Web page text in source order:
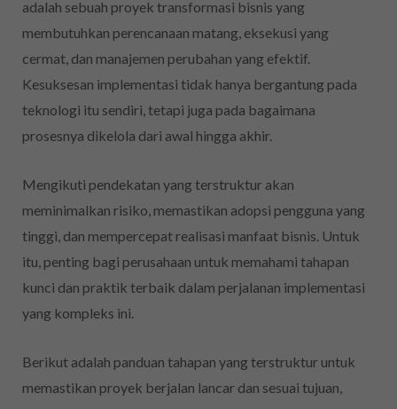
adalah sebuah proyek transformasi bisnis yang
membutuhkan perencanaan matang, eksekusi yang
cermat, dan manajemen perubahan yang efektif.
Kesuksesan implementasi tidak hanya bergantung pada
teknologi itu sendiri, tetapi juga pada bagaimana
prosesnya dikelola dari awal hingga akhir.
Mengikuti pendekatan yang terstruktur akan
meminimalkan risiko, memastikan adopsi pengguna yang
tinggi, dan mempercepat realisasi manfaat bisnis. Untuk
itu, penting bagi perusahaan untuk memahami tahapan
kunci dan praktik terbaik dalam perjalanan implementasi
yang kompleks ini.
Berikut adalah panduan tahapan yang terstruktur untuk
memastikan proyek berjalan lancar dan sesuai tujuan,